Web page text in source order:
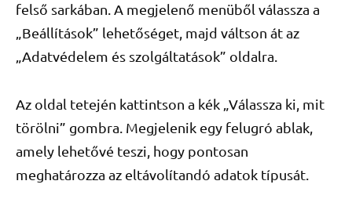
felső sarkában. A megjelenő menüből válassza a
„Beállítások” lehetőséget, majd váltson át az
„Adatvédelem és szolgáltatások” oldalra.
Az oldal tetején kattintson a kék „Válassza ki, mit
törölni” gombra. Megjelenik egy felugró ablak,
amely lehetővé teszi, hogy pontosan
meghatározza az eltávolítandó adatok típusát.